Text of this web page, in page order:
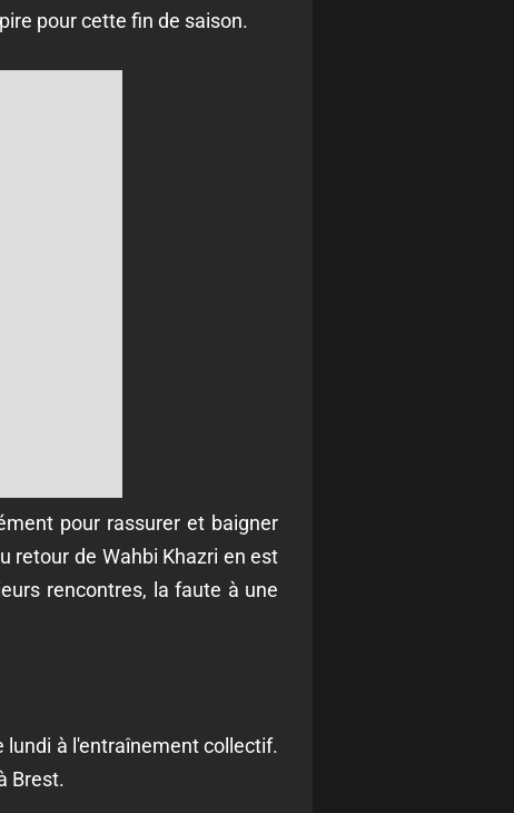
pour cette fin de saison.
pour rassurer et baigner
retour de Wahbi Khazri en est
rencontres, la faute à une
lundi à l'entraînement collectif.
Brest.